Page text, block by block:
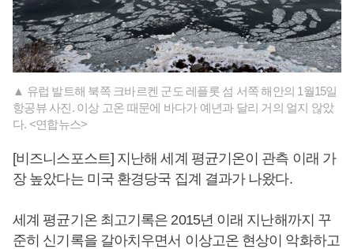
▲ 유럽 발트해 북쪽 크바르켄 군도 레플롯 섬 서쪽 해안의 1월15일
항공뷰 사진. 이상 고온 때문에 바다가 예년과 달리 거의 얼지 않았
다. <연합뉴스>
[비즈니스포스트] 지난해 세계 평균기온이 관측 이래 가
장 높았다는 미국 환경당국 집계 결과가 나왔다.
세계 평균기온 최고기록은 2015년 이래 지난해까지 꾸
준히 신기록을 갈아치우면서 이상고온 현상이 악화하고